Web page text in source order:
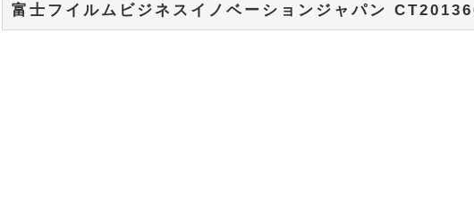
富士フイルムビジネスイノベーションジャパン